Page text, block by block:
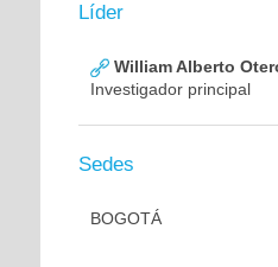
Líder
William Alberto
Investigador principal
Sedes
BOGOTÁ